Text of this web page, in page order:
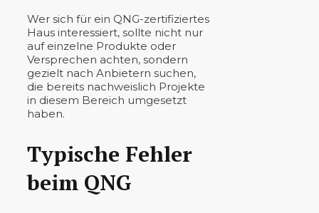
Wer sich für ein QNG-zertifiziertes
Haus interessiert, sollte nicht nur
auf einzelne Produkte oder
Versprechen achten, sondern
gezielt nach Anbietern suchen,
die bereits nachweislich Projekte
in diesem Bereich umgesetzt
haben.
Typische Fehler
beim QNG